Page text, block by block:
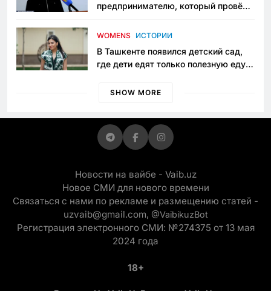
предпринимателю, который провёл
приговору
WOMENS ИСТОРИИ
В Ташкенте появился детский сад,
где дети едят только полезную еду.
просить «кашу без сахара»
SHOW MORE
Новости на вайбе - Vaib.uz
Новое СМИ для нового времени
Связаться с нами по рекламе и размещению статей -
uzvaib@gmail.com, @VaibikuzBot
Регистрация электронного СМИ: №274375 от 13 мая
2024 года
18+